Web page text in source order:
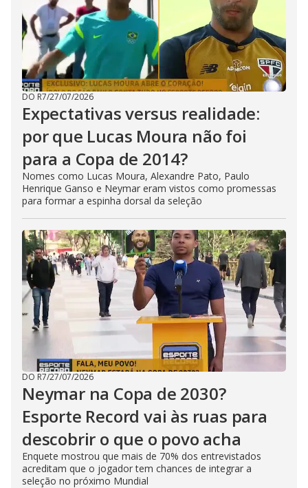
DO R7/27/07/2026
Expectativas versus realidade:
por que Lucas Moura não foi
para a Copa de 2014?
Nomes como Lucas Moura, Alexandre Pato, Paulo
Henrique Ganso e Neymar eram vistos como promessas
para formar a espinha dorsal da seleção
DO R7/27/07/2026
Neymar na Copa de 2030?
Esporte Record vai às ruas para
descobrir o que o povo acha
Enquete mostrou que mais de 70% dos entrevistados
acreditam que o jogador tem chances de integrar a
seleção no próximo Mundial